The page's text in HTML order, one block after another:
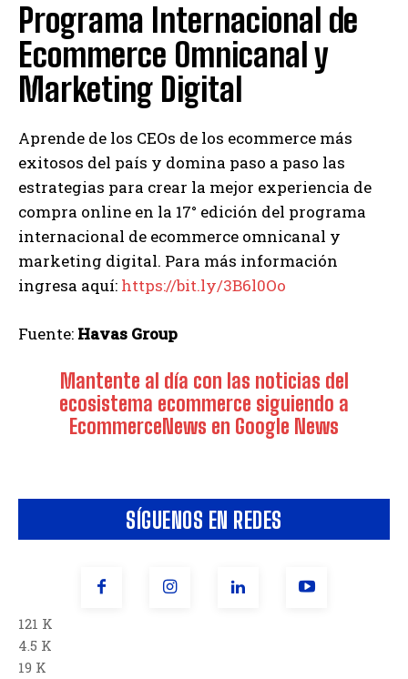
SÍGUENOS EN REDES
121 K
4.5 K
19 K
Programa Internacional de
Ecommerce Omnicanal y
Marketing Digital
Aprende de los CEOs de los ecommerce más
exitosos del país y domina paso a paso las
estrategias para crear la mejor experiencia de
compra online en la 17° edición del programa
internacional de ecommerce omnicanal y
marketing digital. Para más información
ingresa aquí: https://bit.ly/3B6l0Oo
Fuente: Havas Group
Mantente al día con las noticias del
ecosistema ecommerce siguiendo a
EcommerceNews en Google News